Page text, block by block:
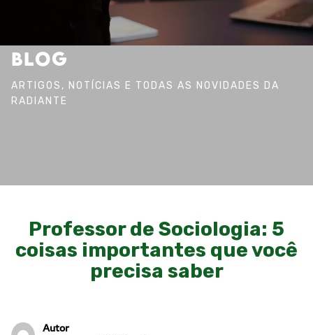
BLOG
ARTIGOS, NOTÍCIAS E TODAS AS NOVIDADES DA
RADIANTE
Professor de Sociologia: 5
coisas importantes que você
precisa saber
Autor